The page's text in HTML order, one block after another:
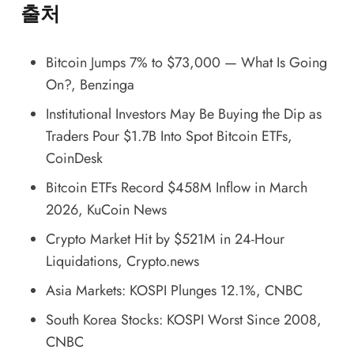
출처
Bitcoin Jumps 7% to $73,000 — What Is Going
On?, Benzinga
Institutional Investors May Be Buying the Dip as
Traders Pour $1.7B Into Spot Bitcoin ETFs,
CoinDesk
Bitcoin ETFs Record $458M Inflow in March
2026, KuCoin News
Crypto Market Hit by $521M in 24-Hour
Liquidations, Crypto.news
Asia Markets: KOSPI Plunges 12.1%, CNBC
South Korea Stocks: KOSPI Worst Since 2008,
CNBC